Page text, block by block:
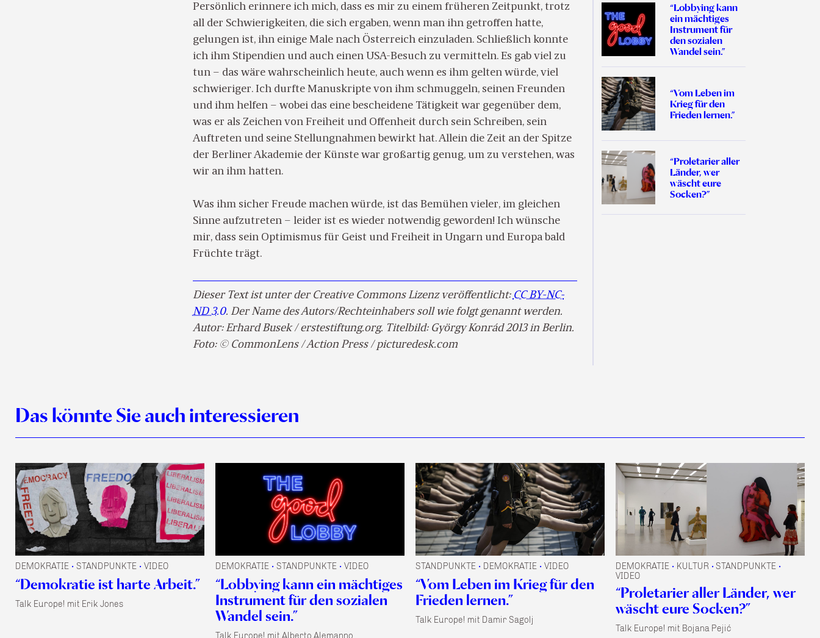
Persönlich erinnere ich mich, dass es mir zu einem früheren Zeitpunkt, trotz
all der Schwierigkeiten, die sich ergaben, wenn man ihn getroffen hatte,
gelungen ist, ihn einige Male nach Österreich einzuladen. Schließlich konnte
ich ihm Stipendien und auch einen USA-Besuch zu vermitteln. Es gab viel zu
tun – das wäre wahrscheinlich heute, auch wenn es ihm gelten würde, viel
schwieriger. Ich durfte Manuskripte von ihm schmuggeln, seinen Freunden
und ihm helfen – wobei das eine bescheidene Tätigkeit war gegenüber dem,
was er als Zeichen von Freiheit und Offenheit durch sein Schreiben, sein
Auftreten und seine Stellungnahmen bewirkt hat. Allein die Zeit an der Spitze
der Berliner Akademie der Künste war großartig genug, um zu verstehen, was
wir an ihm hatten.
Was ihm sicher Freude machen würde, ist das Bemühen vieler, im gleichen
Sinne aufzutreten – leider ist es wieder notwendig geworden! Ich wünsche
mir, dass sein Optimismus für Geist und Freiheit in Ungarn und Europa bald
Früchte trägt.
Dieser Text ist unter der Creative Commons Lizenz veröffentlicht:CC BY-NC-
ND 3.0. Der Name des Autors/Rechteinhabers soll wie folgt genannt werden.
Autor: Erhard Busek / erstestiftung.org. Titelbild: György Konrád 2013 in Berlin.
Foto: © CommonLens / Action Press / picturedesk.com
“Lobbying kann
ein mächtiges
Instrument für
den sozialen
Wandel sein.”
“Vom Leben im
Krieg für den
Frieden lernen.”
“Proletarier aller
Länder, wer
wäscht eure
Socken?”
Das könnte Sie auch interessieren
DEMOKRATIE • STANDPUNKTE • VIDEO
“Demokratie ist harte Arbeit.”
Talk Europe! mit Erik Jones
DEMOKRATIE • STANDPUNKTE • VIDEO
“Lobbying kann ein mächtiges
Instrument für den sozialen
Wandel sein.”
STANDPUNKTE • DEMOKRATIE • VIDEO
“Vom Leben im Krieg für den
Frieden lernen.”
Talk Europe! mit Damir Sagolj
DEMOKRATIE • KULTUR • STANDPUNKTE •
VIDEO
“Proletarier aller Länder, wer
wäscht eure Socken?”
Talk Europe! mit Bojana Pejić